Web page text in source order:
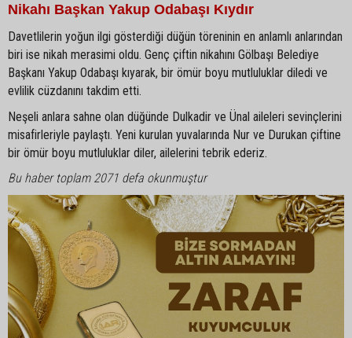
Nikahı Başkan Yakup Odabaşı Kıydır
Davetlilerin yoğun ilgi gösterdiği düğün töreninin en anlamlı anlarından
biri ise nikah merasimi oldu. Genç çiftin nikahını Gölbaşı Belediye
Başkanı Yakup Odabaşı kıyarak, bir ömür boyu mutluluklar diledi ve
evlilik cüzdanını takdim etti.
Neşeli anlara sahne olan düğünde Dulkadir ve Ünal aileleri sevinçlerini
misafirleriyle paylaştı. Yeni kurulan yuvalarında Nur ve Durukan çiftine
bir ömür boyu mutluluklar diler, ailelerini tebrik ederiz.
Bu haber toplam 2071 defa okunmuştur